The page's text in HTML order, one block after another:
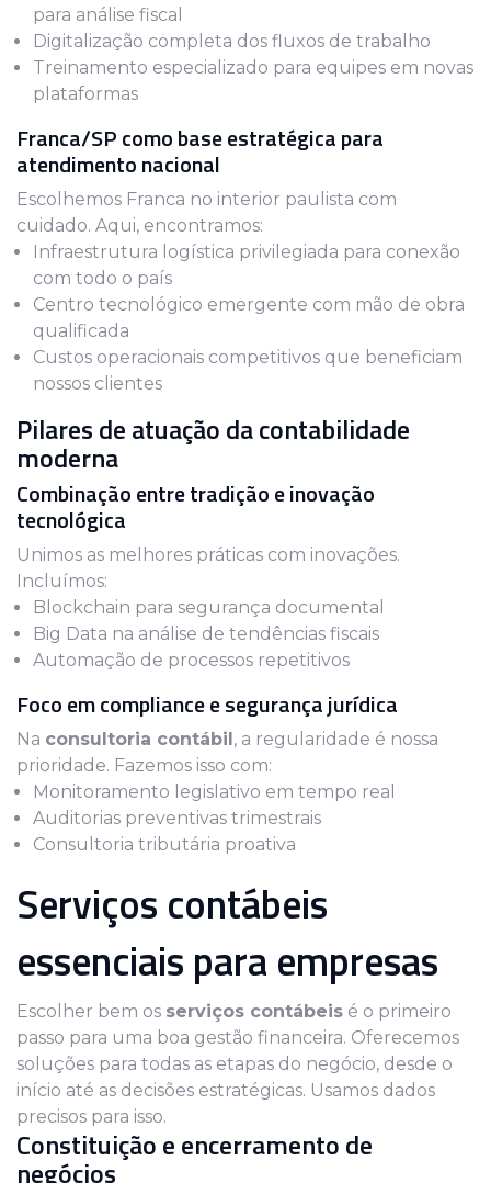
para análise fiscal
Digitalização completa dos fluxos de trabalho
Treinamento especializado para equipes em novas
plataformas
Franca/SP como base estratégica para
atendimento nacional
Escolhemos Franca no interior paulista com
cuidado. Aqui, encontramos:
Infraestrutura logística privilegiada para conexão
com todo o país
Centro tecnológico emergente com mão de obra
qualificada
Custos operacionais competitivos que beneficiam
nossos clientes
Pilares de atuação da contabilidade
moderna
Combinação entre tradição e inovação
tecnológica
Unimos as melhores práticas com inovações.
Incluímos:
Blockchain para segurança documental
Big Data na análise de tendências fiscais
Automação de processos repetitivos
Foco em compliance e segurança jurídica
Na consultoria contábil, a regularidade é nossa
prioridade. Fazemos isso com:
Monitoramento legislativo em tempo real
Auditorias preventivas trimestrais
Consultoria tributária proativa
Serviços contábeis
essenciais para empresas
Escolher bem os serviços contábeis é o primeiro
passo para uma boa gestão financeira. Oferecemos
soluções para todas as etapas do negócio, desde o
início até as decisões estratégicas. Usamos dados
precisos para isso.
Constituição e encerramento de
negócios